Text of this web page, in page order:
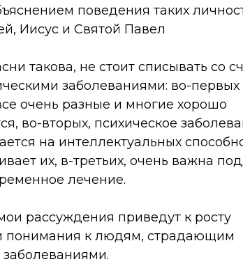
поведения таких
Иисус и Святой Павел
такова, не стоит списывать со
заболеваниями: во-первых
очень разные и многие хорошо
во-вторых, психическое
на интеллектуальных
их, в-третьих, очень важна
лечение.
рассуждения приведут к росту
понимания к людям, страдающим